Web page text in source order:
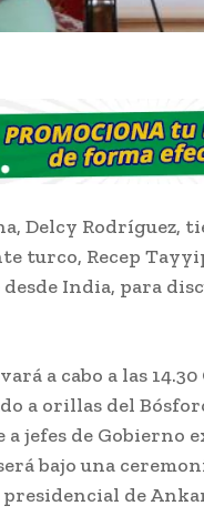
Delcy Rodríguez,
turco, Recep
India, para
a cabo a las
a orillas del
jefes de Gobierno
bajo una
de